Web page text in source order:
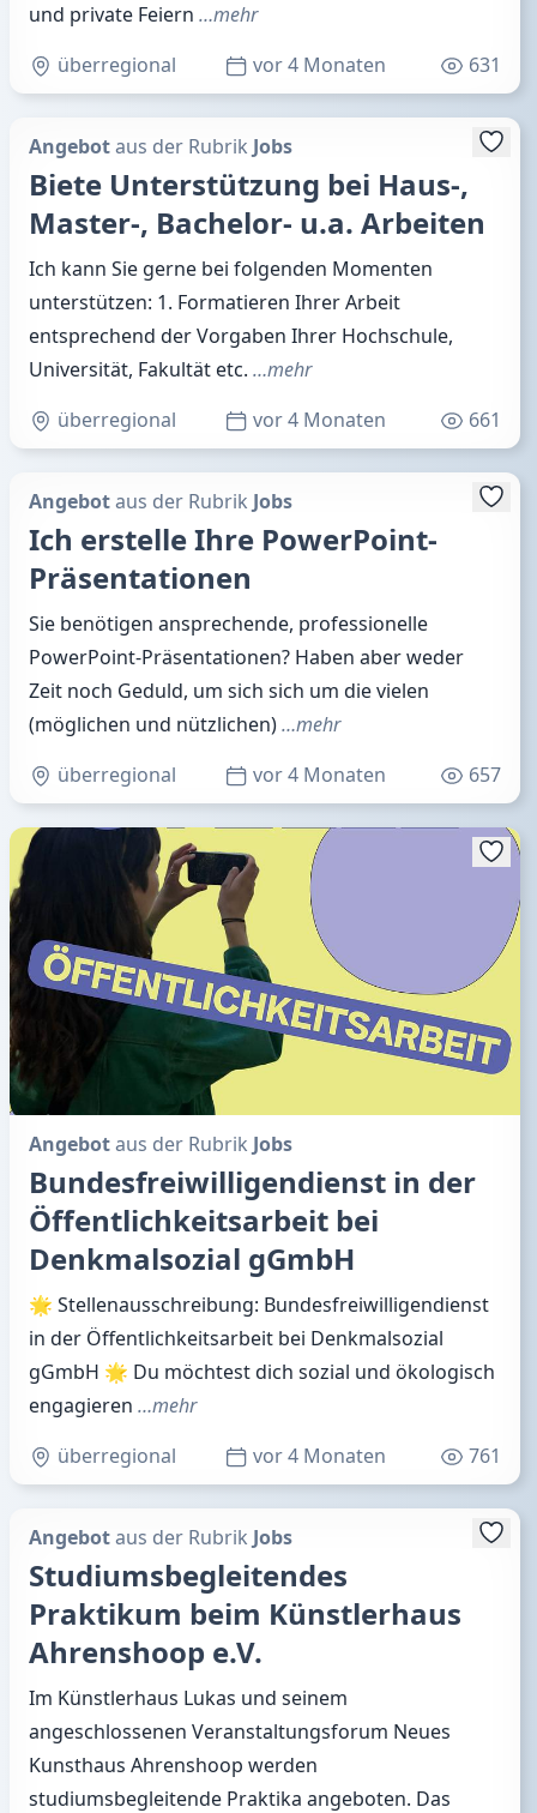
und private Feiern …mehr
überregional
vor 4 Monaten 631
Angebotaus der Rubrik Jobs
Biete Unterstützung bei Haus-,
Master-, Bachelor- u.a. Arbeiten
Ich kann Sie gerne bei folgenden Momenten
unterstützen: 1. Formatieren Ihrer Arbeit
entsprechend der Vorgaben Ihrer Hochschule,
Universität, Fakultät etc. …mehr
überregional
vor 4 Monaten 661
Angebotaus der Rubrik Jobs
Ich erstelle Ihre PowerPoint-
Präsentationen
Sie benötigen ansprechende, professionelle
PowerPoint-Präsentationen? Haben aber weder
Zeit noch Geduld, um sich sich um die vielen
(möglichen und nützlichen)…mehr
überregional
vor 4 Monaten 657
Angebotaus der Rubrik Jobs
Bundesfreiwilligendienst in der
Öffentlichkeitsarbeit bei
Denkmalsozial gGmbH
🌟 Stellenausschreibung: Bundesfreiwilligendienst
in der Öffentlichkeitsarbeit bei Denkmalsozial
gGmbH 🌟 Du möchtest dich sozial und ökologisch
engagieren …mehr
überregional
vor 4 Monaten 761
Angebotaus der Rubrik Jobs
Studiumsbegleitendes
Praktikum beim Künstlerhaus
Ahrenshoop e.V.
Im Künstlerhaus Lukas und seinem
angeschlossenen Veranstaltungsforum Neues
Kunsthaus Ahrenshoop werden
studiumsbegleitende Praktika angeboten. Das